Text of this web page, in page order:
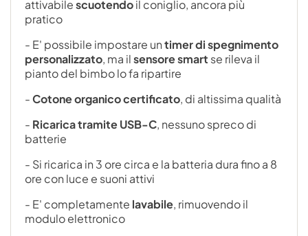
attivabilescuotendoil coniglio, ancora più
pratico
- E' possibile impostare untimer di spegnimento
personalizzato, ma ilsensore smart se rileva il
pianto del bimbo lo fa ripartire
-Cotone organico certificato, di altissima qualità
- Ricarica tramite USB-C, nessuno spreco di
batterie
- Si ricarica in 3 ore circa e la batteria dura fino a 8
ore con luce e suoni attivi
- E' completamente lavabile, rimuovendo il
modulo elettronico